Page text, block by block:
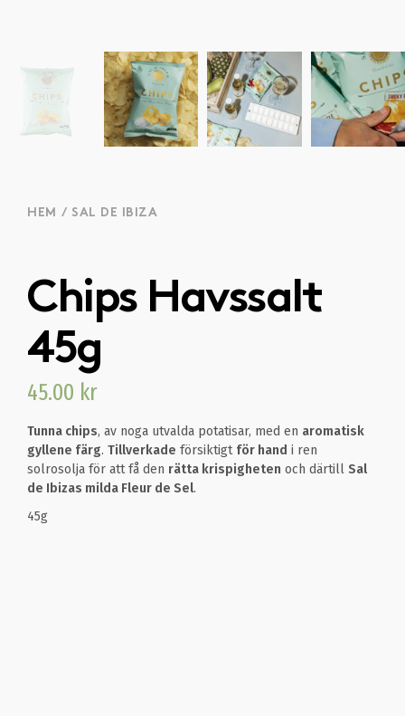
HEM / SAL DE IBIZA
Chips Havssalt
45g
45.00 kr
Tunna chips, av noga utvalda potatisar, med en aromatisk
gyllene färg. Tillverkade försiktigt för hand i ren
solrosolja för att få den rätta krispigheten och därtill Sal
de Ibizas milda Fleur de Sel.
45g